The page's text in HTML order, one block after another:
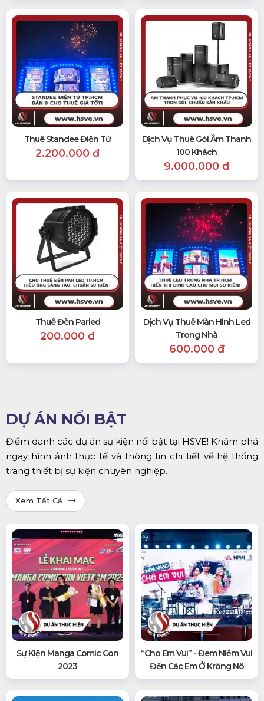
Thuê Standee Điện Tử
2.200.000 đ
Dịch Vụ Thuê Gói Âm Thanh
100 Khách
9.000.000 đ
Thuê Đèn Parled
200.000 đ
Dịch Vụ Thuê Màn Hình Led
Trong Nhà
600.000 đ
DỰ ÁN NỔI BẬT
Điểm danh các dự án sự kiện nổi bật tại HSVE! Khám phá
ngay hình ảnh thực tế và thông tin chi tiết về hệ thống
trang thiết bị sự kiện chuyên nghiệp.
Xem Tất Cả
Sự Kiện Manga Comic Con
2023
“Cho Em Vui” - Đem Niềm Vui
Đến Các Em Ở Krông Nô